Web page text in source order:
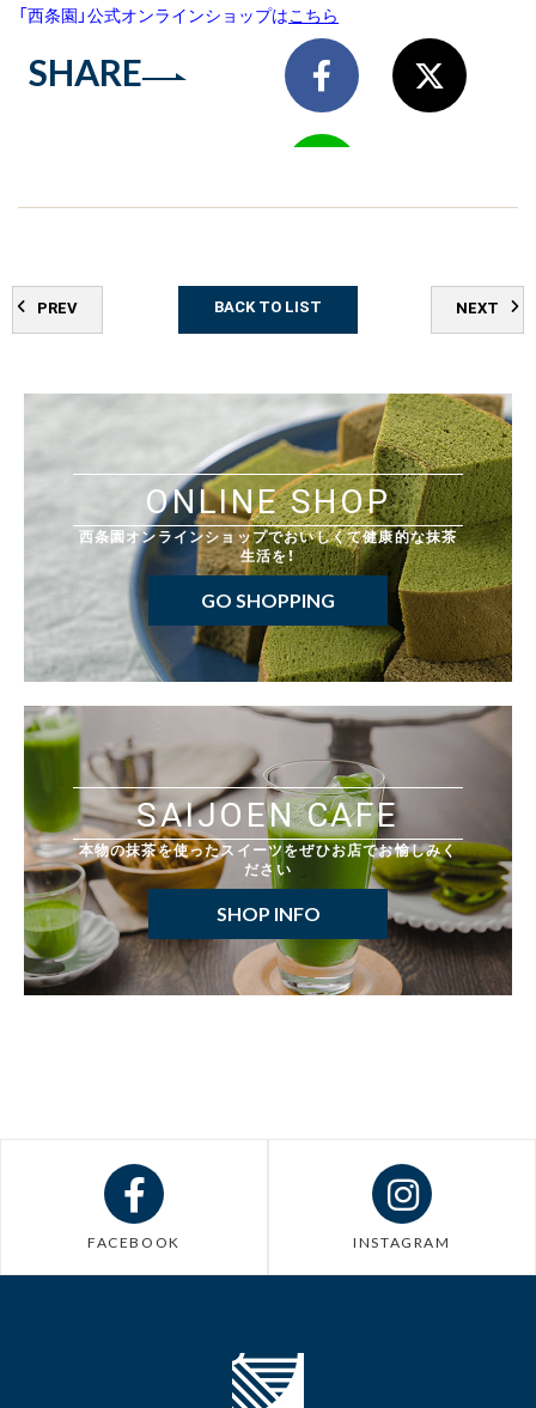
「西条園」公式オンラインショップはこちら
SHARE
PREV BACK TO LIST NEXT
ONLINE SHOP
西条園オンラインショップでおいしくて健康的な抹茶
生活を！
GO SHOPPING
SAIJOEN CAFE
本物の抹茶を使ったスイーツをぜひお店でお愉しみく
ださい
SHOP INFO
FACEBOOK INSTAGRAM